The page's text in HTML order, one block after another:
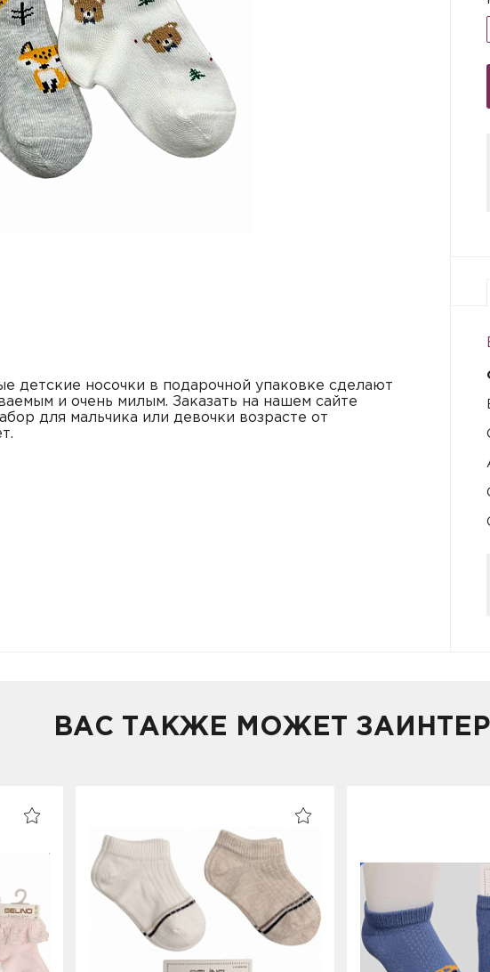
детские носочки в подарочной упаковке сделают
и очень милым. Заказать на нашем сайте
для мальчика или девочки возрасте от
ВАС ТАКЖЕ МОЖЕТ